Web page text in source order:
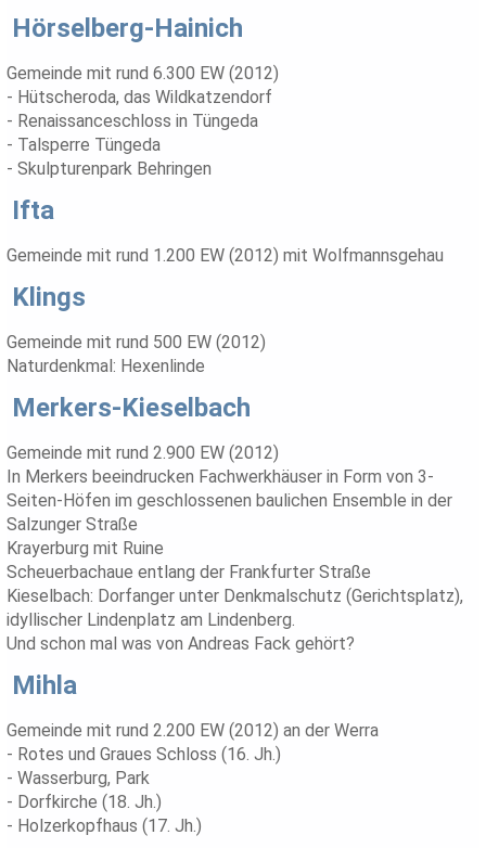
Hörselberg-Hainich
Gemeinde mit rund 6.300 EW (2012)
- Hütscheroda, das Wildkatzendorf
- Renaissanceschloss in Tüngeda
- Talsperre Tüngeda
- Skulpturenpark Behringen
Ifta
Gemeinde mit rund 1.200 EW (2012) mit Wolfmannsgehau
Klings
Gemeinde mit rund 500 EW (2012)
Naturdenkmal: Hexenlinde
Merkers-Kieselbach
Gemeinde mit rund 2.900 EW (2012)
In Merkers beeindrucken Fachwerkhäuser in Form von 3-
Seiten-Höfen im geschlossenen baulichen Ensemble in der
Salzunger Straße
Krayerburg mit Ruine
Scheuerbachaue entlang der Frankfurter Straße
Kieselbach: Dorfanger unter Denkmalschutz (Gerichtsplatz),
idyllischer Lindenplatz am Lindenberg.
Und schon mal was von Andreas Fack gehört?
Mihla
Gemeinde mit rund 2.200 EW (2012) an der Werra
- Rotes und Graues Schloss (16. Jh.)
- Wasserburg, Park
- Dorfkirche (18. Jh.)
- Holzerkopfhaus (17. Jh.)